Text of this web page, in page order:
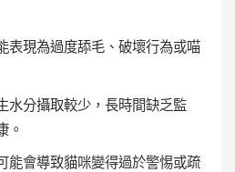
表現為過度舔毛、破壞行為或喵
水分攝取較少，長時間缺乏監
。
能會導致貓咪變得過於警惕或疏